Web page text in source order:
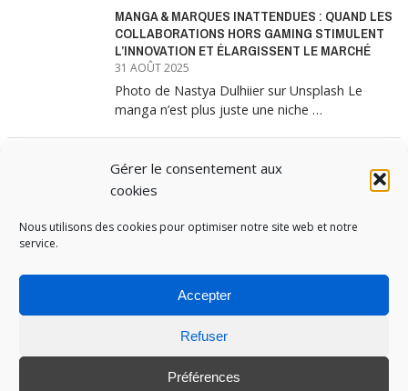
Gérer le consentement aux
cookies
Nous utilisons des cookies pour optimiser notre site web et notre
service.
Accepter
Refuser
Préférences
MANGA & MARQUES INATTENDUES : QUAND LES
COLLABORATIONS HORS GAMING STIMULENT
L’INNOVATION ET ÉLARGISSENT LE MARCHÉ
31 AOÛT 2025
Photo de Nastya Dulhiier sur Unsplash Le
manga n’est plus juste une niche …
MANGA & MARQUES : ANATOMIE D’UNE
ALLIANCE MARKETING GAGNANTE
Les interminables files d’attente devant les
MEDIA INSTITUTE
STRATÉGIE MARKETING & DIGITALE © TOUS DROITS RÉSERVÉS 2017-2025
-POLITIQUE DE COOKIES